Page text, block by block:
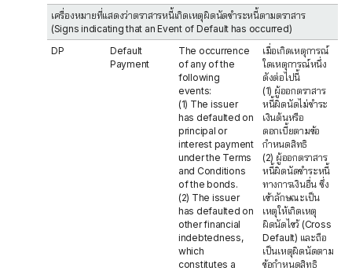
เครื่องหมายที่แสดงว่าตราสารหนี้เกิดเหตุผิดนัดชำระหนี้ตามตราสาร
(Signs indicating that an Event of Default has occurred)
DP
Default
Payment
The occurrence
of any of the
following
events:
(1) The issuer
has defaulted on
principal or
interest payment
under the Terms
and Conditions
of the bonds.
(2) The issuer
has defaulted on
other financial
indebtedness,
which
constitutes a
เมื่อเกิดเหตุการณ์
ใดเหตุการณ์หนึ่ง
ดังต่อไปนี้
(1) ผู้ออกตราสาร
หนี้ผิดนัดไม่ชำระ
เงินต้นหรือ
ดอกเบี้ยตามข้อ
กำหนดสิทธิ
(2) ผู้ออกตราสาร
หนี้ผิดนัดชำระหนี้
ทางการเงินอื่น ซึ่ง
เข้าลักษณะเป็น
เหตุให้เกิดเหตุ
ผิดนัดไขว้ (Cross
Default) และถือ
เป็นเหตุผิดนัดตาม
ข้อกำหนดสิทธิ